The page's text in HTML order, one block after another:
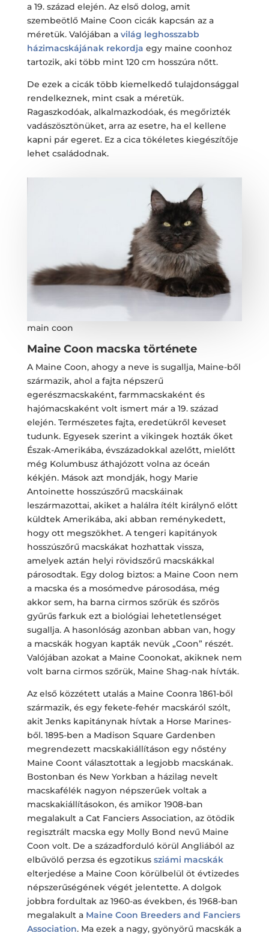
a 19. század elején. Az első dolog, amit
szembeötlő Maine Coon cicák kapcsán az a
méretük. Valójában a világ leghosszabb
házimacskájának rekordja egy maine coonhoz
tartozik, aki több mint 120 cm hosszúra nőtt.
De ezek a cicák több kiemelkedő tulajdonsággal
rendelkeznek, mint csak a méretük.
Ragaszkodóak, alkalmazkodóak, és megőrizték
vadászösztönüket, arra az esetre, ha el kellene
kapni pár egeret. Ez a cica tökéletes kiegészítője
lehet családodnak.
main coon
Maine Coon macska története
A Maine Coon, ahogy a neve is sugallja, Maine-ből
származik, ahol a fajta népszerű
egerészmacskaként, farmmacskaként és
hajómacskaként volt ismert már a 19. század
elején. Természetes fajta, eredetükről keveset
tudunk. Egyesek szerint a vikingek hozták őket
Észak-Amerikába, évszázadokkal azelőtt, mielőtt
még Kolumbusz áthajózott volna az óceán
kékjén. Mások azt mondják, hogy Marie
Antoinette hosszúszőrű macskáinak
leszármazottai, akiket a halálra ítélt királynő előtt
küldtek Amerikába, aki abban reménykedett,
hogy ott megszökhet. A tengeri kapitányok
hosszúszőrű macskákat hozhattak vissza,
amelyek aztán helyi rövidszőrű macskákkal
párosodtak. Egy dolog biztos: a Maine Coon nem
a macska és a mosómedve párosodása, még
akkor sem, ha barna cirmos szőrük és szőrös
gyűrűs farkuk ezt a biológiai lehetetlenséget
sugallja. A hasonlóság azonban abban van, hogy
a macskák hogyan kapták nevük „Coon” részét.
Valójában azokat a Maine Coonokat, akiknek nem
volt barna cirmos szőrük, Maine Shag-nak hívták.
Az első közzétett utalás a Maine Coonra 1861-ből
származik, és egy fekete-fehér macskáról szólt,
akit Jenks kapitánynak hívtak a Horse Marines-
ből. 1895-ben a Madison Square Gardenben
megrendezett macskakiállításon egy nőstény
Maine Coont választottak a legjobb macskának.
Bostonban és New Yorkban a házilag nevelt
macskafélék nagyon népszerűek voltak a
macskakiállításokon, és amikor 1908-ban
megalakult a Cat Fanciers Association, az ötödik
regisztrált macska egy Molly Bond nevű Maine
Coon volt. De a századforduló körül Angliából az
elbűvölő perzsa és egzotikus sziámi macskák
elterjedése a Maine Coon körülbelül öt évtizedes
népszerűségének végét jelentette. A dolgok
jobbra fordultak az 1960-as években, és 1968-ban
megalakult a Maine Coon Breeders and Fanciers
Association. Ma ezek a nagy, gyönyörű macskák a